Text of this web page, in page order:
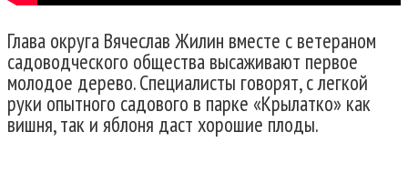
Глава округа Вячеслав Жилин вместе с ветераном
садоводческого общества высаживают первое
молодое дерево. Специалисты говорят, с легкой
руки опытного садового в парке «Крылатко» как
вишня, так и яблоня даст хорошие плоды.